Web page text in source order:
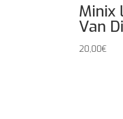
Minix
Van
20,00€